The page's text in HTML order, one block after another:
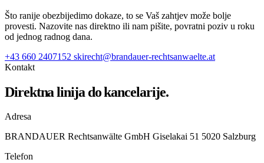
Što ranije obezbijedimo dokaze, to se Vaš zahtjev može bolje
provesti. Nazovite nas direktno ili nam pišite, povratni poziv u roku
od jednog radnog dana.
+43 660 2407152 skirecht@brandauer-rechtsanwaelte.at
Kontakt
Direktna linija do kancelarije.
Adresa
BRANDAUER Rechtsanwälte GmbH Giselakai 51 5020 Salzburg
Telefon